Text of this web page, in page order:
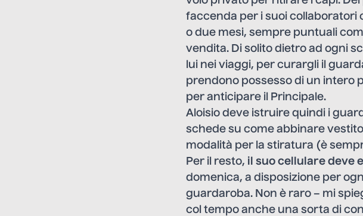
faccenda per i suoi collaboratori
o due mesi, sempre puntuali
vendita. Di solito dietro ad ogni
lui nei viaggi, per curargli il
prendono possesso di un intero
per anticipare il Principale.
Aloisio deve istruire quindi i
schede su come abbinare
modalità per la stiratura (è
Per il resto, il suo cellulare deve
domenica, a disposizione per
guardaroba. Non è raro – mi
col tempo anche una sorta di